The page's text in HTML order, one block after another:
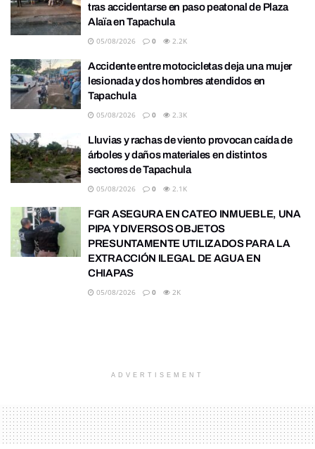
tras accidentarse en paso peatonal de Plaza
Alaïa en Tapachula
05/08/2026 0 2.2K
Accidente entre motocicletas deja una mujer
lesionada y dos hombres atendidos en
Tapachula
05/08/2026 0 2.3K
Lluvias y rachas de viento provocan caída de
árboles y daños materiales en distintos
sectores de Tapachula
05/08/2026 0 2.1K
FGR ASEGURA EN CATEO INMUEBLE, UNA
PIPA Y DIVERSOS OBJETOS
PRESUNTAMENTE UTILIZADOS PARA LA
EXTRACCIÓN ILEGAL DE AGUA EN
CHIAPAS
05/08/2026 0 2K
ADVERTISEMENT